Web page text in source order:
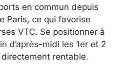
en commun depuis
Paris, ce qui favorise
VTC. Se positionner à
d’après-midi les 1er et 2
rentable.